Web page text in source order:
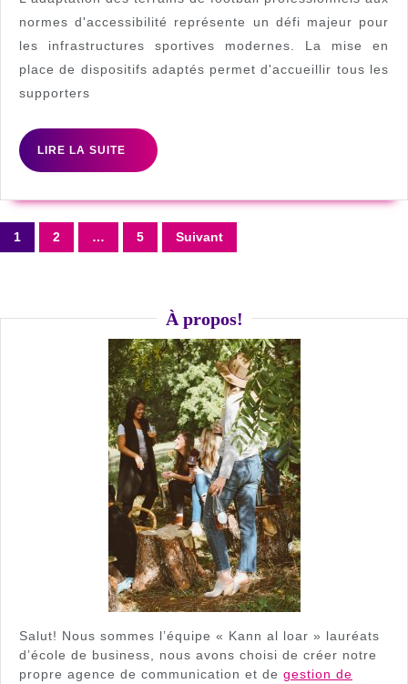
Terrain
de
Foot
pour
normes d'accessibilité représente un défi majeur pour
les infrastructures sportives modernes. La mise en
place de dispositifs adaptés permet d'accueillir tous les
supporters
LIRE LA SUITE
LIRE
LA
Pagination
des
1 2 … 5 Suivant
À propos!
Salut! Nous sommes l’équipe « Kann al loar » lauréats
d’école de business, nous avons choisi de créer notre
propre agence de communication et de gestion de